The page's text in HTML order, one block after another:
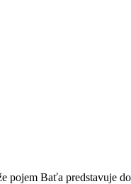
Baťa predstavuje